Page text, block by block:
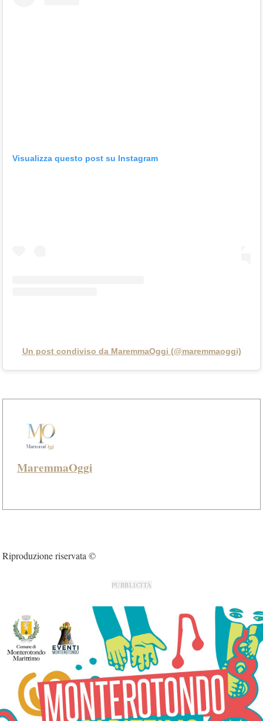
Visualizza questo post su Instagram
Un post condiviso da MaremmaOggi (@maremmaoggi)
MaremmaOggi
Riproduzione riservata ©
PUBBLICITÀ